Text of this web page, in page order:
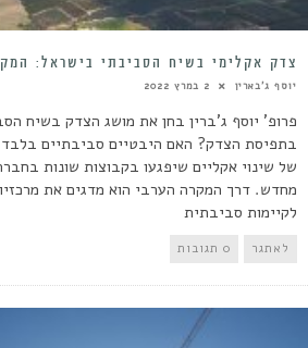
צדק אקלימי בשיח הסביבתי בישראל:
יוסף ג'בארין 2 במרץ 2022
פרופ' יוסף ג'ברין בחן את מושג הצדק בשיח
בתפיסת הצדק? האם היבטיים סביבתיים
של שינוי אקליים שיפגעו בקבוצות שונות
מחדש. דרך המקרה הערבי הוא מדגים את
לקיימות סביבתית
לאתגר 0 תגובות